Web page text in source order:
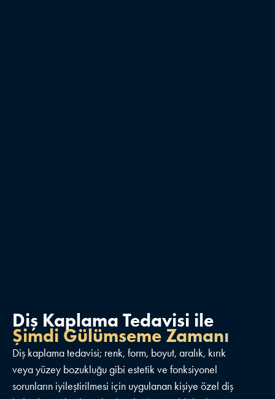
Diş Kaplama Tedavisi ile
Şimdi Gülümseme Zamanı
Diş kaplama tedavisi; renk, form, boyut, aralık, kırık
veya yüzey bozukluğu gibi estetik ve fonksiyonel
sorunların iyileştirilmesi için uygulanan kişiye özel diş